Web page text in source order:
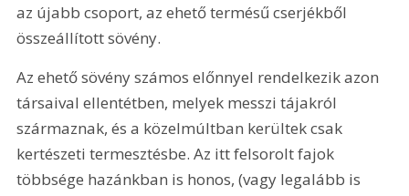
az újabb csoport, az ehető termésű cserjékből
összeállított sövény.
Az ehető sövény számos előnnyel rendelkezik azon
társaival ellentétben, melyek messzi tájakról
származnak, és a közelmúltban kerültek csak
kertészeti termesztésbe. Az itt felsorolt fajok
többsége hazánkban is honos, (vagy legalább is